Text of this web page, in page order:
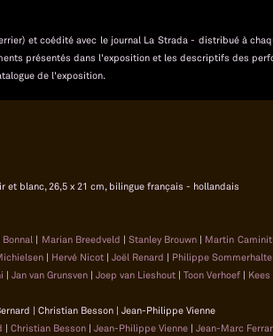
et coédité avec le journal La Strada - distribué à
présentés dans l'exposition et les descriptifs des
de l'exposition.
et blanc, 26,5 x 21 cm, bilingue français - hollandais
Bonnal | Marian Breedveld | Stanley Brouwn | Martin Caminiti
| Hervé Nicot|Joël Renard | Philippe
| Jan van Grunsven | Joep van Lieshout | Toon Verhoef |
| Christian Besson | Jean-Philippe Vienne
| Christian Besson | Jean-Philippe Vienne | Jean-Marc